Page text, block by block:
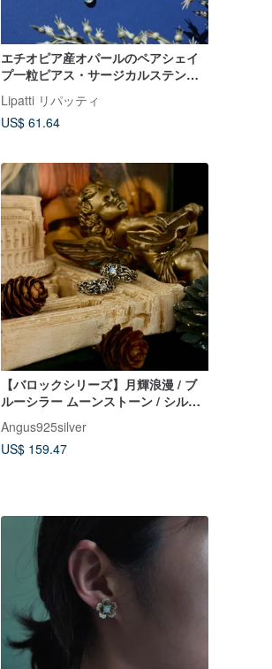
エチオピア産オパールのペアシェイ
プ一粒ピアス・サージカルステンレ
Lipatti リパッティ
US$ 61.64
【バロックシリーズ】月輝浪漫 / ブ
ルーシラー ムーンストーン / シルバ
ー
Angus925silver
US$ 159.47